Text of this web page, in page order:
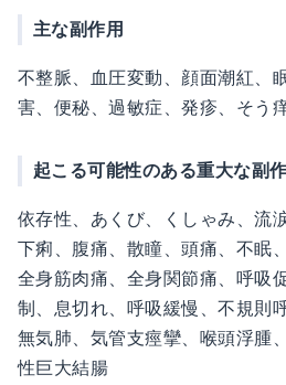
主な副作用
不整脈、血圧変動、顔面潮紅、
害、便秘、過敏症、発疹、そう
起こる可能性のある重大な副
依存性、あくび、くしゃみ、流
下痢、腹痛、散瞳、頭痛、不眠
全身筋肉痛、全身関節痛、呼吸
制、息切れ、呼吸緩慢、不規則
無気肺、気管支痙攣、喉頭浮腫
性巨大結腸